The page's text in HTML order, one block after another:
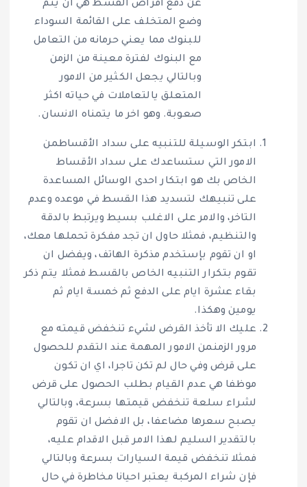
عن دفع اقراض القسط هي ان يتم
وضع المتخلف على القائمة السوداء
للبنوك مما يعني حرمانه من التعامل
مع البنوك لفترة معينة من الزمن
وبالتالي يجعل الكثير من الامور
المتعلق يالتعاملات في حياته اكثر
صعوبة. وهو اخر ما يتمناه الانسان.
ابتكر الوسيلة للتنبيه على سداد الأقساطمن
الامور التي ستساعدك على سداد الأقساط
الخاص بك هو ابتكار احدى الوسائل المساعدة
على تنبيهك لتسديد هذا القسط في موعده وعدم
التاخر، والامر على الاغلب بسيط ويرتبط بالدقة
والتنظيم، فمثلا حاول ان تجد مفكرة تحملها معك،
او ان تقوم بإستخدم مذكرة الهاتف، ويفضل ان
تقوم بتكرار التنبيه الخاص بالقسط فمثلا يتم ذكر
بقاء عشرة ايام على الدفع ثم خمسة ايام ثم
يومين وهكذا.
عليك الا تأخذ القرض لشيء تنخفض قيمته مع
مرور الزمنمن الامور المهمة عند التقدم للحصول
على قرض وفي حال لم تكن تاجرا، اي ان تكون
موظفا هي عدم القيام بطلب الحصول على قرض
لشراء سلعة تنخفض قيمتها بسرعة، وبالتالي
يصبح سعرها مضاعفا، بل الافضل ان تقوم
بالتقدير السليم لهذا الامر قبل الاقدام عليه،
فمثلا تنخفض قيمة السيارات بسرعة وبالتالي
فإن شراء المركبة يعتبر احيانا مخاطرة في حال